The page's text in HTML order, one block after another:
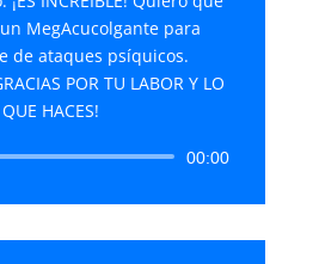
MegAcucolgante para
de ataques psíquicos.
POR TU LABOR Y LO
QUE HACES!
Reproductor
audio
00:00